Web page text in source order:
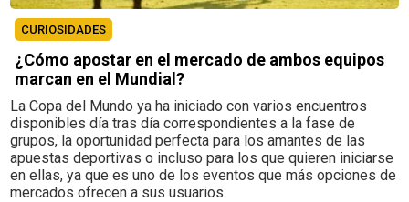
CURIOSIDADES
¿Cómo apostar en el mercado de ambos equipos
marcan en el Mundial?
La Copa del Mundo ya ha iniciado con varios encuentros
disponibles día tras día correspondientes a la fase de
grupos, la oportunidad perfecta para los amantes de las
apuestas deportivas o incluso para los que quieren iniciarse
en ellas, ya que es uno de los eventos que más opciones de
mercados ofrecen a sus usuarios.